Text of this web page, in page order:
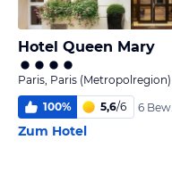
Hotel Queen Mary
Paris, Paris (Metropolregion)
100% 5,6/6 6 Bew.
Zum Hotel